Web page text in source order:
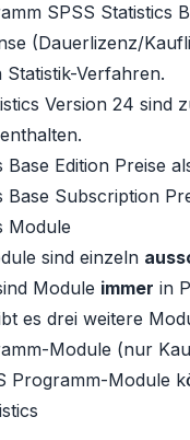
SPSS Statistics
(Dauerlizenz/
Verfahren.
Version 24 sind
Base Edition Preise
Base Subscription
Module
sind einzeln
Module immer in
es drei weitere
Module (nur
Programm-Module